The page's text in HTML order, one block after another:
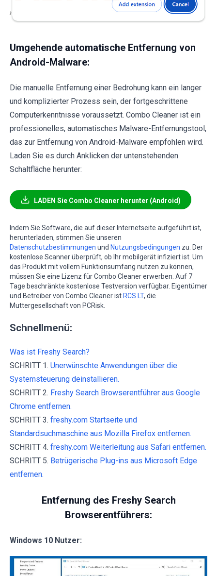
Umgehende automatische Entfernung von
Android-Malware:
Die manuelle Entfernung einer Bedrohung kann ein langer
und komplizierter Prozess sein, der fortgeschrittene
Computerkenntnisse voraussetzt. Combo Cleaner ist ein
professionelles, automatisches Malware-Entfernungstool,
das zur Entfernung von Android-Malware empfohlen wird.
Laden Sie es durch Anklicken der untenstehenden
Schaltfläche herunter:
LADEN Sie Combo Cleaner herunter (Android)
Indem Sie Software, die auf dieser Internetseite aufgeführt ist,
herunterladen, stimmen Sie unseren
Datenschutzbestimmungen und Nutzungsbedingungen zu. Der
kostenlose Scanner überprüft, ob Ihr mobilgerät infiziert ist. Um
das Produkt mit vollem Funktionsumfang nutzen zu können,
müssen Sie eine Lizenz für Combo Cleaner erwerben. Auf 7
Tage beschränkte kostenlose Testversion verfügbar. Eigentümer
und Betreiber von Combo Cleaner ist RCS LT, die
Muttergesellschaft von PCRisk.
Schnellmenü:
Was ist Freshy Search?
SCHRITT 1. Unerwünschte Anwendungen über die
Systemsteuerung deinstallieren.
SCHRITT 2. Freshy Search Browserentführer aus Google
Chrome entfernen.
SCHRITT 3. freshy.com Startseite und
Standardsuchmaschine aus Mozilla Firefox entfernen.
SCHRITT 4. freshy.com Weiterleitung aus Safari entfernen.
SCHRITT 5. Betrügerische Plug-ins aus Microsoft Edge
entfernen.
Entfernung des Freshy Search
Browserentführers:
Windows 10 Nutzer: